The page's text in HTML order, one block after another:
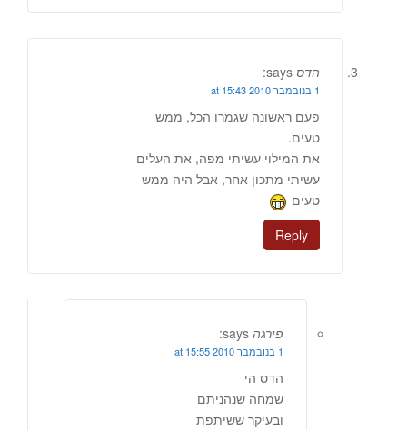
הדס says:
1 בנובמבר 2010 at 15:43
פעם ראשונה שגמרו הכל, ממש
טעים.
את המילוי עשיתי מפה, את העלים
עשיתי מתכון אחר, אבל היה ממש
טעים
Reply
פירגה says:
1 בנובמבר 2010 at 15:55
הדס הי
שמחה שנהניתם
ובעיקר ששיתפת